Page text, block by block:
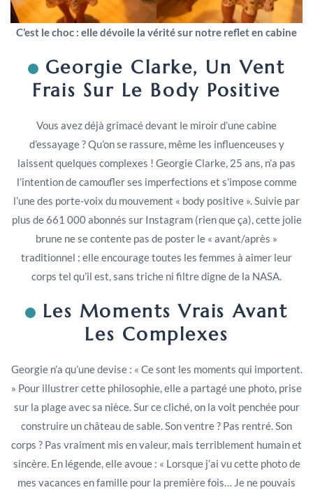
C’est le choc : elle dévoile la vérité sur notre reflet en cabine
Georgie Clarke, Un Vent
Frais Sur Le Body Positive
Vous avez déjà grimacé devant le miroir d’une cabine
d’essayage ? Qu’on se rassure, même les influenceuses y
laissent quelques complexes ! Georgie Clarke, 25 ans, n’a pas
l’intention de camoufler ses imperfections et s’impose comme
l’une des porte-voix du mouvement « body positive ». Suivie par
plus de 661 000 abonnés sur Instagram (rien que ça), cette jolie
brune ne se contente pas de poster le « avant/après »
traditionnel : elle encourage toutes les femmes à aimer leur
corps tel qu’il est, sans triche ni filtre digne de la NASA.
Les Moments Vrais Avant
Les Complexes
Georgie n’a qu’une devise : « Ce sont les moments qui importent.
» Pour illustrer cette philosophie, elle a partagé une photo, prise
sur la plage avec sa nièce. Sur ce cliché, on la voit penchée pour
construire un château de sable. Son ventre ? Pas rentré. Son
corps ? Pas vraiment mis en valeur, mais terriblement humain et
sincère. En légende, elle avoue : « Lorsque j’ai vu cette photo de
mes vacances en famille pour la première fois… Je ne pouvais